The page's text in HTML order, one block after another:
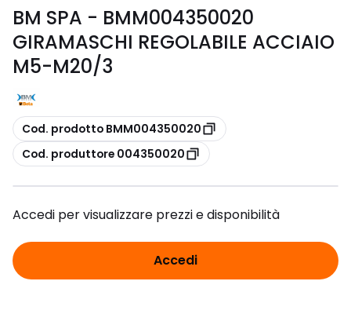
BM SPA - BMM004350020
GIRAMASCHI REGOLABILE ACCIAIO
M5-M20/3
copia
Cod. prodotto BMM004350020
copia
Cod. produttore 004350020
Accedi per visualizzare prezzi e disponibilità
Accedi